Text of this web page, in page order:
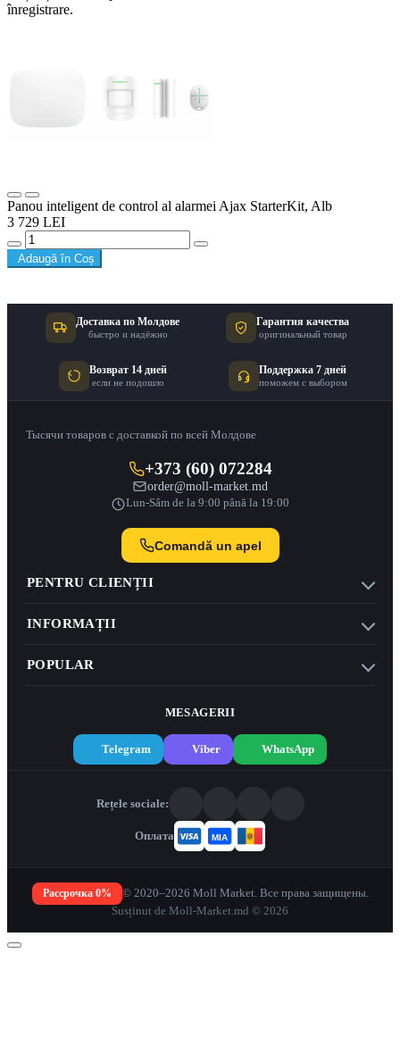
înregistrare.
Panou inteligent de control al alarmei Ajax StarterKit, Alb
3 729 LEI
Adaugă în Coș
Доставка по Молдове
быстро и надёжно
Гарантия качества
оригинальный товар
Возврат 14 дней
если не подошло
Поддержка 7 дней
поможем с выбором
Тысячи товаров с доставкой по всей Молдове
+373 (60) 072284
order@moll-market.md
Lun-Sâm de la 9:00 până la 19:00
Comandă un apel
PENTRU CLIENȚII
INFORMAȚII
POPULAR
MESAGERII
Telegram Viber WhatsApp
Rețele sociale:
Оплата
Рассрочка 0%
© 2020–2026 Moll Market. Все права защищены.
Susținut de Moll-Market.md © 2026